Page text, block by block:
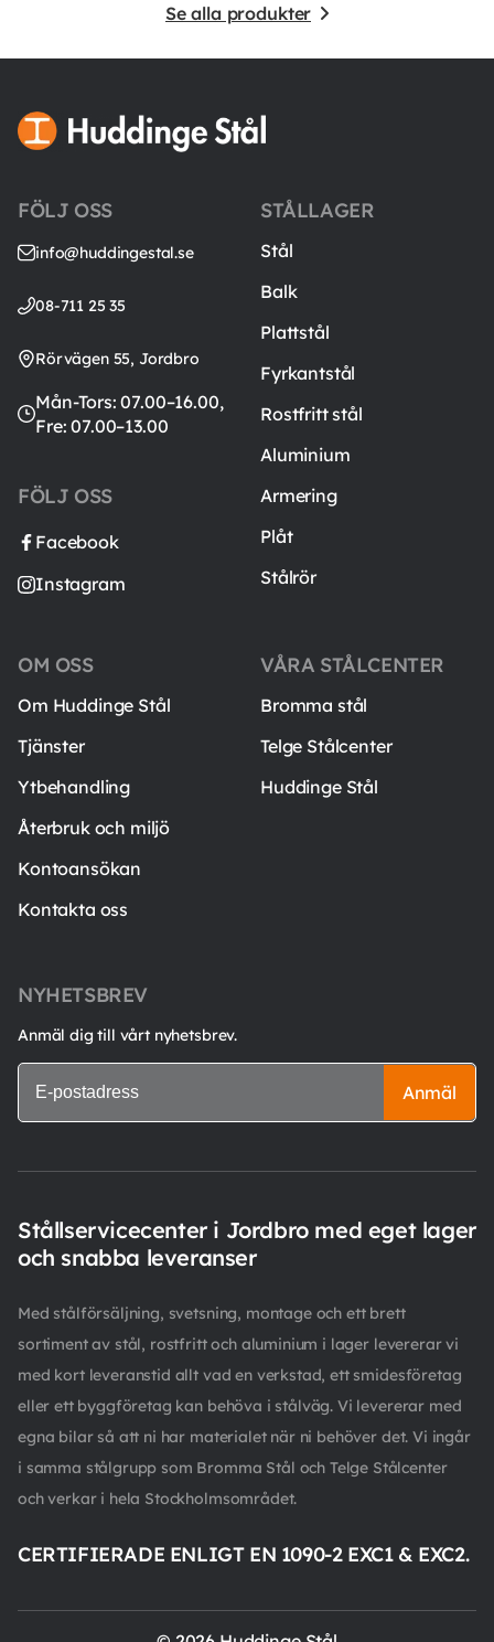
Se alla produkter
FÖLJ OSS
info@huddingestal.se
08-711 25 35
Rörvägen 55, Jordbro
Mån-Tors: 07.00–16.00,
Fre: 07.00–13.00
FÖLJ OSS
Facebook
Instagram
STÅLLAGER
Stål
Balk
Plattstål
Fyrkantstål
Rostfritt stål
Aluminium
Armering
Plåt
Stålrör
VÅRA STÅLCENTER
Bromma stål
Telge Stålcenter
Huddinge Stål
OM OSS
Om Huddinge Stål
Tjänster
Ytbehandling
Återbruk och miljö
Kontoansökan
Kontakta oss
NYHETSBREV
Anmäl dig till vårt nyhetsbrev.
Anmäl
Stållservicecenter i Jordbro med eget lager
och snabba leveranser
Med stålförsäljning, svetsning, montage och ett brett
sortiment av stål, rostfritt och aluminium i lager levererar vi
med kort leveranstid allt vad en verkstad, ett smidesföretag
eller ett byggföretag kan behöva i stålväg. Vi levererar med
egna bilar så att ni har materialet när ni behöver det. Vi ingår
i samma stålgrupp som Bromma Stål och Telge Stålcenter
och verkar i hela Stockholmsområdet.
CERTIFIERADE ENLIGT EN 1090-2 EXC1 & EXC2.